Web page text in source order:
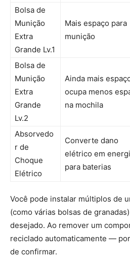
Bolsa de
Munição
Extra
Grande Lv.1
Mais espaço para
munição
Bolsa de
Munição
Extra
Grande
Lv.2
Ainda mais
ocupa menos
na mochila
Absorvedo
r de
Choque
Elétrico
Converte dano
elétrico em
para baterias
Você pode instalar múltiplos de
(como várias bolsas de
desejado. Ao remover um
reciclado automaticamente —
de confirmar.